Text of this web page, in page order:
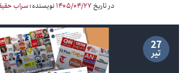
در تاریخ ۱۴۰۵/۰۴/۲۷ نویسنده:سراب
27
تیر